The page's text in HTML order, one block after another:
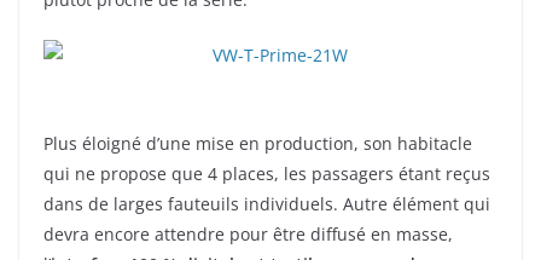
Plus éloigné d’une mise en production, son habitacle
qui ne propose que 4 places, les passagers étant reçus
dans de larges fauteuils individuels. Autre élément qui
devra encore attendre pour être diffusé en masse,